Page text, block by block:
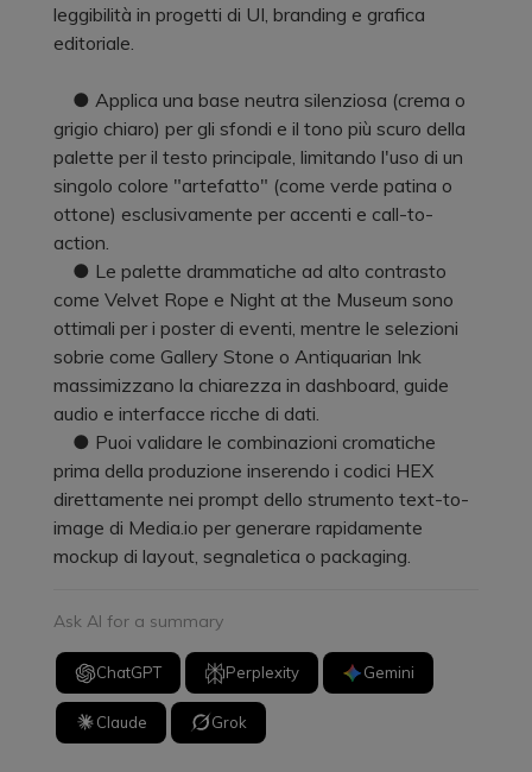
leggibilità in progetti di UI, branding e grafica
editoriale.
● Applica una base neutra silenziosa (crema o
grigio chiaro) per gli sfondi e il tono più scuro della
palette per il testo principale, limitando l'uso di un
singolo colore "artefatto" (come verde patina o
ottone) esclusivamente per accenti e call-to-
action.
● Le palette drammatiche ad alto contrasto
come Velvet Rope e Night at the Museum sono
ottimali per i poster di eventi, mentre le selezioni
sobrie come Gallery Stone o Antiquarian Ink
massimizzano la chiarezza in dashboard, guide
audio e interfacce ricche di dati.
● Puoi validare le combinazioni cromatiche
prima della produzione inserendo i codici HEX
direttamente nei prompt dello strumento text-to-
image di Media.io per generare rapidamente
mockup di layout, segnaletica o packaging.
Ask AI for a summary
ChatGPT Perplexity Gemini
Claude Grok